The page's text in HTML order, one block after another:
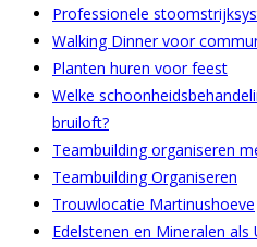
Professionele
Walking Dinner voor
Planten huren voor feest
Welke
bruiloft?
Teambuilding organiseren
Teambuilding Organiseren
Trouwlocatie Martinushoeve
Edelstenen en Mineralen als